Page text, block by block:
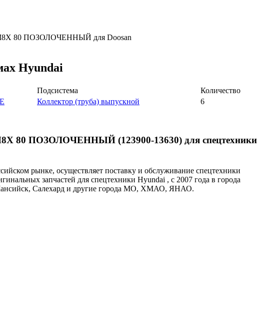
M8X 80 ПОЗОЛОЧЕННЫЙ для Doosan
Hyundai
Подсистема
Количество
Коллектор (труба) выпускной 6
80 ПОЗОЛОЧЕННЫЙ (123900-13630) для спецтехники
рынке, осуществляет поставку и обслуживание спецтехники
запчастей для спецтехники Hyundai , с 2007 года в города
Салехард и другие города МО, ХМАО, ЯНАО.